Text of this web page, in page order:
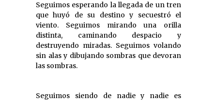
Seguimos esperando la llegada de un tren
que huyó de su destino y secuestró el
viento. Seguimos mirando una orilla
distinta, caminando despacio y
destruyendo miradas. Seguimos volando
sin alas y dibujando sombras que devoran
las sombras.
Seguimos siendo de nadie y nadie es